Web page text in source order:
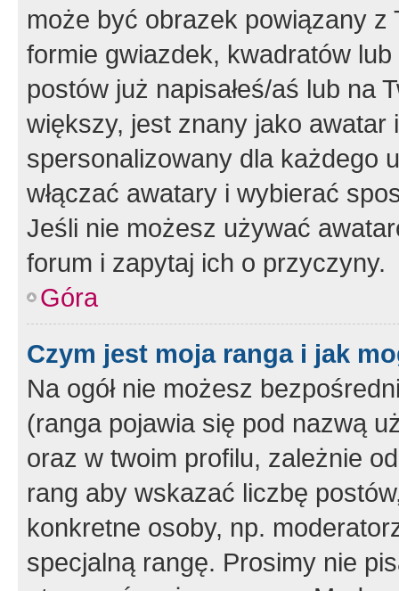
może być obrazek powiązany z
formie gwiazdek, kwadratów
postów już napisałeś/aś lub na
większy, jest znany jako
spersonalizowany dla każdego
włączać awatary i wybierać
Jeśli nie możesz używać
forum i zapytaj ich o przyczyny.
Góra
Czym jest moja ranga i jak
Na ogół nie możesz
(ranga pojawia się pod nazwą
oraz w twoim profilu, zależnie
rang aby wskazać liczbę
konkretne osoby, np.
specjalną rangę. Prosimy nie